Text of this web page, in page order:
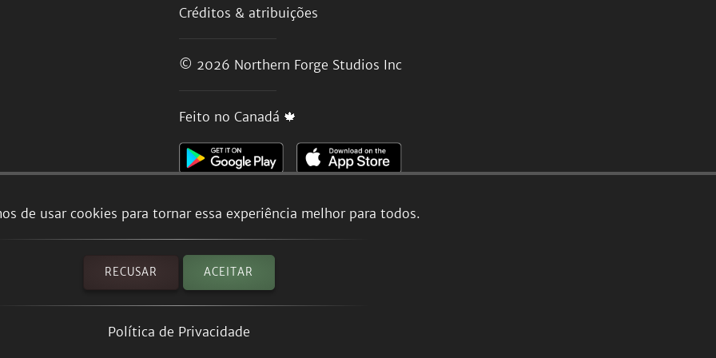
de usar cookies para tornar essa experiência melhor para todos.
RECUSAR ACEITAR
Política de Privacidade
Créditos & atribuições
© 2026 Northern Forge Studios Inc
Feito no Canadá 🍁